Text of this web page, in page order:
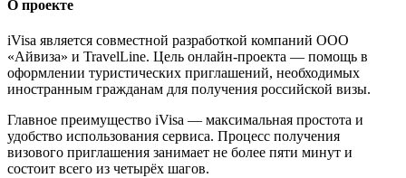
О проекте
iVisa является совместной разработкой компаний ООО
«Айвиза» и TravelLine. Цель онлайн-проекта — помощь в
оформлении туристических приглашений, необходимых
иностранным гражданам для получения российской визы.
Главное преимущество iVisa — максимальная простота и
удобство использования сервиса. Процесс получения
визового приглашения занимает не более пяти минут и
состоит всего из четырёх шагов.